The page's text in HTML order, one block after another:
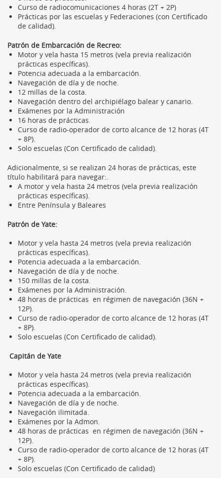
Curso de radiocomunicaciones 4 horas (2T + 2P)
Prácticas por las escuelas y Federaciones (con Certificado
de calidad).
Patrón de Embarcación de Recreo:
Motor y vela hasta 15 metros (vela previa realización
prácticas específicas).
Potencia adecuada a la embarcación.
Navegación de día y de noche.
12 millas de la costa.
Navegación dentro del archipiélago balear y canario.
Exámenes por la Administración
16 horas de prácticas.
Curso de radio-operador de corto alcance de 12 horas (4T
+ 8P).
Solo escuelas (Con Certificado de calidad).
Adicionalmente, si se realizan 24 horas de prácticas, este
título habilitará para navegar:.
A motor y vela hasta 24 metros (vela previa realización
prácticas específicas).
Entre Península y Baleares
Patrón de Yate:
Motor y vela hasta 24 metros (vela previa realización
prácticas específicas).
Potencia adecuada a la embarcación.
Navegación de día y de noche.
150 millas de la costa.
Exámenes por la Administración.
48 horas de prácticas en régimen de navegación (36N +
12P).
Curso de radio-operador de corto alcance de 12 horas (4T
+ 8P).
Solo escuelas (Con Certificado de calidad).
Capitán de Yate
Motor y vela hasta 24 metros (vela previa realización
prácticas específicas).
Potencia adecuada a la embarcación.
Navegación de día y de noche.
Navegación ilimitada.
Exámenes por la Admon.
48 horas de prácticas en régimen de navegación (36N +
12P).
Curso de radio-operador de corto alcance de 12 horas (4T
+ 8P).
Solo escuelas (Con Certificado de calidad)